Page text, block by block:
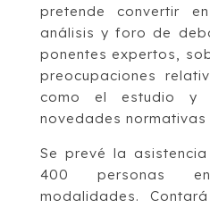
pretende convertir
análisis y foro de
ponentes expertos,
preocupaciones
como el estudio y
novedades
Se prevé la
400 personas
modalidades.